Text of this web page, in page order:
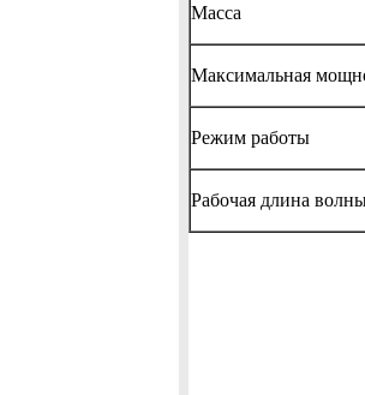
Масса
Максимальная
Режим работы
Рабочая длина